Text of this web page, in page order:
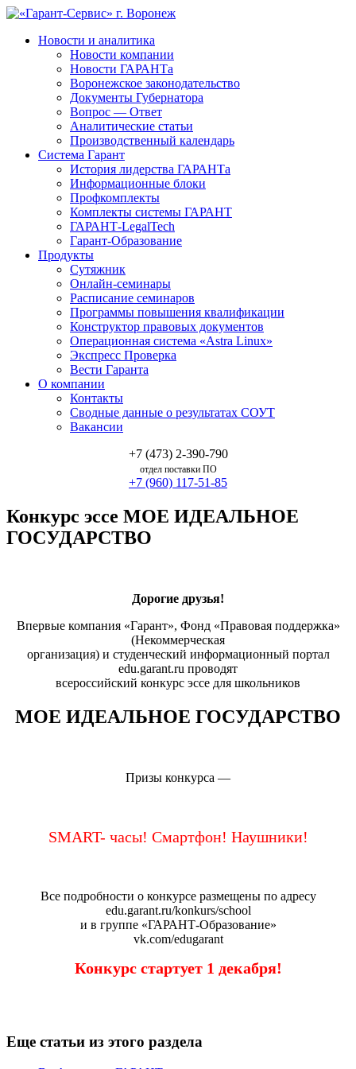
Новости и аналитика
Новости компании
Новости ГАРАНТа
Воронежское законодательство
Документы Губернатора
Вопрос — Ответ
Аналитические статьи
Производственный календарь
Система Гарант
История лидерства ГАРАНТа
Информационные блоки
Профкомплекты
Комплекты системы ГАРАНТ
ГАРАНТ-LegalTech
Гарант-Образование
Продукты
Сутяжник
Онлайн-семинары
Расписание семинаров
Программы повышения квалификации
Конструктор правовых документов
Операционная система «Astra Linux»
Экспресс Проверка
Вести Гаранта
О компании
Контакты
Сводные данные о результатах СОУТ
Вакансии
+7 (473) 2-390-790
отдел поставки ПО
+7 (960) 117-51-85
Конкурс эссе МОЕ ИДЕАЛЬНОЕ
ГОСУДАРСТВО
Дорогие друзья!
Впервые компания «Гарант», Фонд «Правовая поддержка»
(Некоммерческая
организация) и студенческий информационный портал
edu.garant.ru проводят
всероссийский конкурс эссе для школьников
МОЕ ИДЕАЛЬНОЕ ГОСУДАРСТВО
Призы конкурса —
SMART- часы! Смартфон! Наушники!
Все подробности о конкурсе размещены по адресу
edu.garant.ru/konkurs/school
и в группе «ГАРАНТ-Образование»
vk.com/edugarant
Конкурс стартует 1 декабря!
Еще статьи из этого раздела